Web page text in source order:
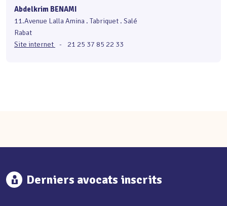
Abdelkrim BENAMI
11.Avenue Lalla Amina . Tabriquet . Salé
Rabat
Site internet
- 21 25 37 85 22 33
Derniers avocats inscrits